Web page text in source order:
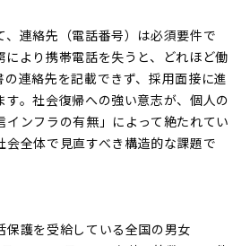
、連絡先（電話番号）は必須要件で
より携帯電話を失うと、どれほど働
の連絡先を記載できず、採用面接に進
す。社会復帰への強い意志が、個人の
ンフラの有無」によって絶たれてい
会全体で見直すべき構造的な課題で
保護を受給している全国の男女